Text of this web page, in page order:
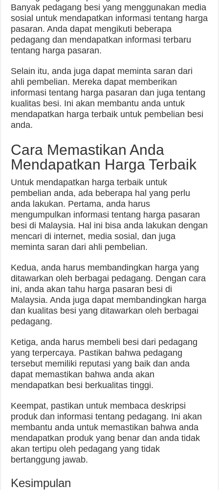
Banyak pedagang besi yang menggunakan media
sosial untuk mendapatkan informasi tentang harga
pasaran. Anda dapat mengikuti beberapa
pedagang dan mendapatkan informasi terbaru
tentang harga pasaran.
Selain itu, anda juga dapat meminta saran dari
ahli pembelian. Mereka dapat memberikan
informasi tentang harga pasaran dan juga tentang
kualitas besi. Ini akan membantu anda untuk
mendapatkan harga terbaik untuk pembelian besi
anda.
Cara Memastikan Anda
Mendapatkan Harga Terbaik
Untuk mendapatkan harga terbaik untuk
pembelian anda, ada beberapa hal yang perlu
anda lakukan. Pertama, anda harus
mengumpulkan informasi tentang harga pasaran
besi di Malaysia. Hal ini bisa anda lakukan dengan
mencari di internet, media sosial, dan juga
meminta saran dari ahli pembelian.
Kedua, anda harus membandingkan harga yang
ditawarkan oleh berbagai pedagang. Dengan cara
ini, anda akan tahu harga pasaran besi di
Malaysia. Anda juga dapat membandingkan harga
dan kualitas besi yang ditawarkan oleh berbagai
pedagang.
Ketiga, anda harus membeli besi dari pedagang
yang terpercaya. Pastikan bahwa pedagang
tersebut memiliki reputasi yang baik dan anda
dapat memastikan bahwa anda akan
mendapatkan besi berkualitas tinggi.
Keempat, pastikan untuk membaca deskripsi
produk dan informasi tentang pedagang. Ini akan
membantu anda untuk memastikan bahwa anda
mendapatkan produk yang benar dan anda tidak
akan tertipu oleh pedagang yang tidak
bertanggung jawab.
Kesimpulan